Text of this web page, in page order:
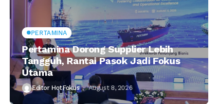
PERTAMINA
Pertamina Dorong Supplier Lebih
Tangguh, Rantai Pasok Jadi Fokus
Utama
Editor HotFokus August 8, 2026